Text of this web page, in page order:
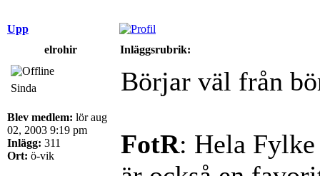
Upp
elrohir
Inläggsrubrik:
Sinda
Blev medlem: lör aug
02, 2003 9:19 pm
Inlägg: 311
Ort: ö-vik
Börjar väl från
FotR: Hela